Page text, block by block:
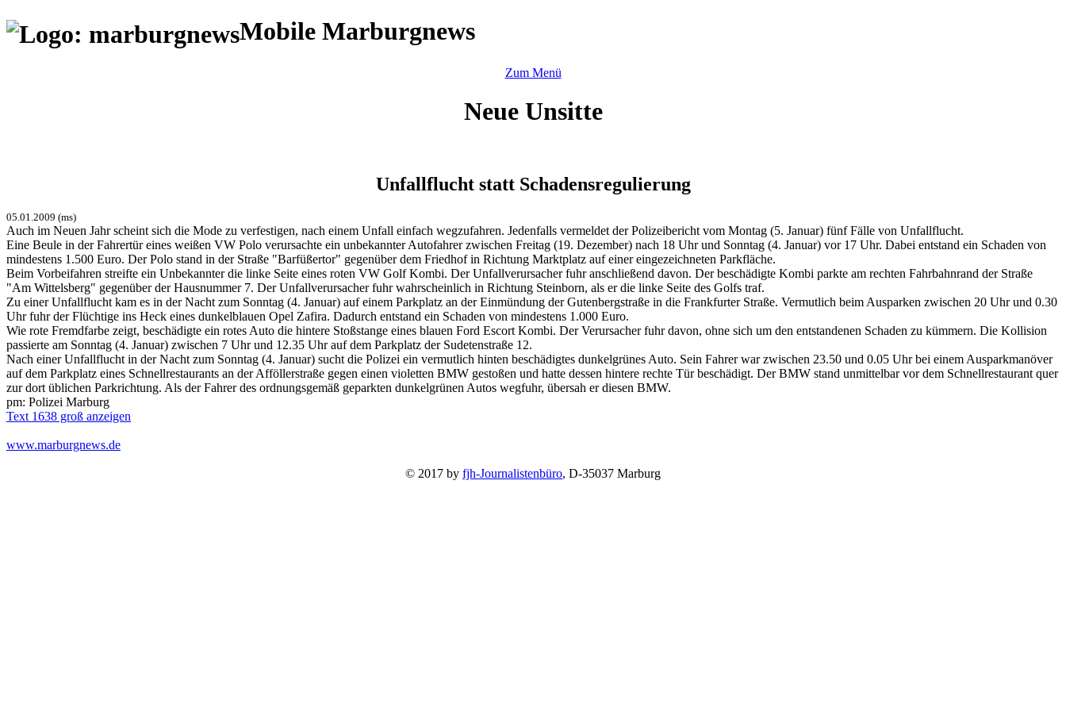
Mobile Marburgnews
Zum Menü
Neue Unsitte
Unfallflucht statt Schadensregulierung
05.01.2009 (ms)
Auch im Neuen Jahr scheint sich die Mode zu verfestigen, nach einem Unfall einfach wegzufahren. Jedenfalls vermeldet der Polizeibericht vom Montag (5. Januar) fünf Fälle von Unfallflucht.
Eine Beule in der Fahrertür eines weißen VW Polo verursachte ein unbekannter Autofahrer zwischen Freitag (19. Dezember) nach 18 Uhr und Sonntag (4. Januar) vor 17 Uhr. Dabei entstand ein Schaden von
mindestens 1.500 Euro. Der Polo stand in der Straße "Barfüßertor" gegenüber dem Friedhof in Richtung Marktplatz auf einer eingezeichneten Parkfläche.
Beim Vorbeifahren streifte ein Unbekannter die linke Seite eines roten VW Golf Kombi. Der Unfallverursacher fuhr anschließend davon. Der beschädigte Kombi parkte am rechten Fahrbahnrand der Straße
"Am Wittelsberg" gegenüber der Hausnummer 7. Der Unfallverursacher fuhr wahrscheinlich in Richtung Steinborn, als er die linke Seite des Golfs traf.
Zu einer Unfallflucht kam es in der Nacht zum Sonntag (4. Januar) auf einem Parkplatz an der Einmündung der Gutenbergstraße in die Frankfurter Straße. Vermutlich beim Ausparken zwischen 20 Uhr und 0.30
Uhr fuhr der Flüchtige ins Heck eines dunkelblauen Opel Zafira. Dadurch entstand ein Schaden von mindestens 1.000 Euro.
Wie rote Fremdfarbe zeigt, beschädigte ein rotes Auto die hintere Stoßstange eines blauen Ford Escort Kombi. Der Verursacher fuhr davon, ohne sich um den entstandenen Schaden zu kümmern. Die Kollision
passierte am Sonntag (4. Januar) zwischen 7 Uhr und 12.35 Uhr auf dem Parkplatz der Sudetenstraße 12.
Nach einer Unfallflucht in der Nacht zum Sonntag (4. Januar) sucht die Polizei ein vermutlich hinten beschädigtes dunkelgrünes Auto. Sein Fahrer war zwischen 23.50 und 0.05 Uhr bei einem Ausparkmanöver
auf dem Parkplatz eines Schnellrestaurants an der Afföllerstraße gegen einen violetten BMW gestoßen und hatte dessen hintere rechte Tür beschädigt. Der BMW stand unmittelbar vor dem Schnellrestaurant quer
zur dort üblichen Parkrichtung. Als der Fahrer des ordnungsgemäß geparkten dunkelgrünen Autos wegfuhr, übersah er diesen BMW.
pm: Polizei Marburg
Text 1638 groß anzeigen
www.marburgnews.de
© 2017 by fjh-Journalistenbüro, D-35037 Marburg